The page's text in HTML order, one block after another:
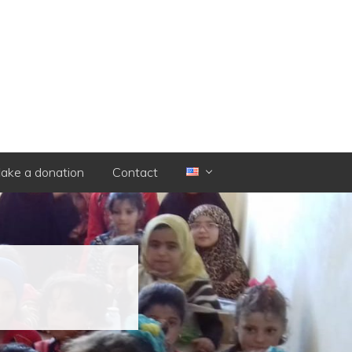
a donation Contact